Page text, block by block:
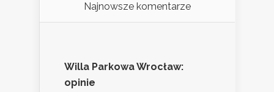
Najnowsze komentarze
Willa Parkowa Wrocław:
opinie